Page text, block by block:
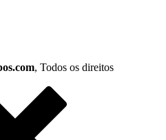
, Todos os direitos